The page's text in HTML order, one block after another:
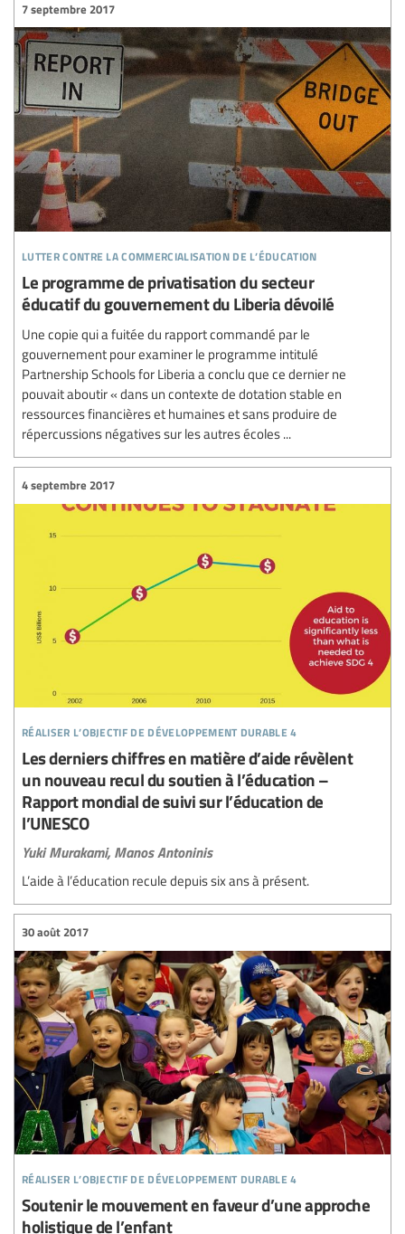
lutter contre la commercialisation de l’éducation
7 septembre 2017
Le programme de privatisation du secteur
éducatif du gouvernement du Liberia dévoilé
Une copie qui a fuitée du rapport commandé par le
gouvernement pour examiner le programme intitulé
Partnership Schools for Liberia a conclu que ce dernier ne
pouvait aboutir « dans un contexte de dotation stable en
ressources financières et humaines et sans produire de
répercussions négatives sur les autres écoles ...
réaliser l’objectif de développement durable 4
4 septembre 2017
Les derniers chiffres en matière d’aide révèlent
un nouveau recul du soutien à l’éducation –
Rapport mondial de suivi sur l’éducation de
l’UNESCO
Yuki Murakami, Manos Antoninis
L’aide à l’éducation recule depuis six ans à présent.
réaliser l’objectif de développement durable 4
30 août 2017
Soutenir le mouvement en faveur d’une approche
holistique de l’enfant